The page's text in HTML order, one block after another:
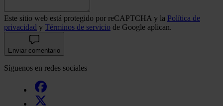
Este sitio web está protegido por reCAPTCHA y la Política de
privacidad y Términos de servicio de Google aplican.
Enviar comentario
Síguenos en redes sociales